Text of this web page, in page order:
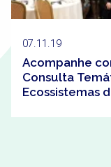
07.11.19
Acompanhe
Consulta
Ecossistemas